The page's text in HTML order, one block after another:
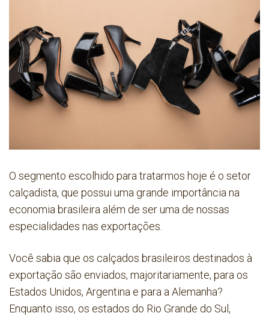
O segmento escolhido para tratarmos hoje é o setor
calçadista, que possui uma grande importância na
economia brasileira além de ser uma de nossas
especialidades nas exportações.
Você sabia que os calçados brasileiros destinados à
exportação são enviados, majoritariamente, para os
Estados Unidos, Argentina e para a Alemanha?
Enquanto isso, os estados do Rio Grande do Sul,